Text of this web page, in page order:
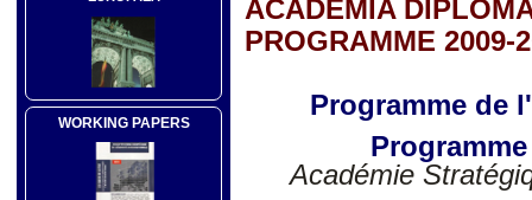
WORKING PAPERS
ACADEMIA
PROGRAMME 2009-
Programme de
Académie